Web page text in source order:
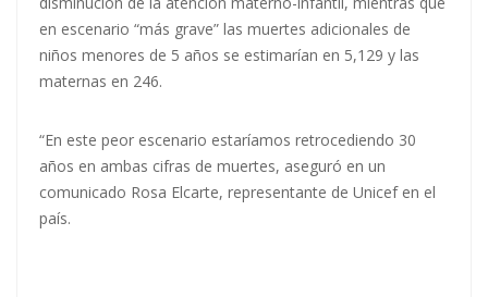
en escenario “más grave” las muertes adicionales de
niños menores de 5 años se estimarían en 5,129 y las
maternas en 246.
“En este peor escenario estaríamos retrocediendo 30
años en ambas cifras de muertes, aseguró en un
comunicado Rosa Elcarte, representante de Unicef en el
país.